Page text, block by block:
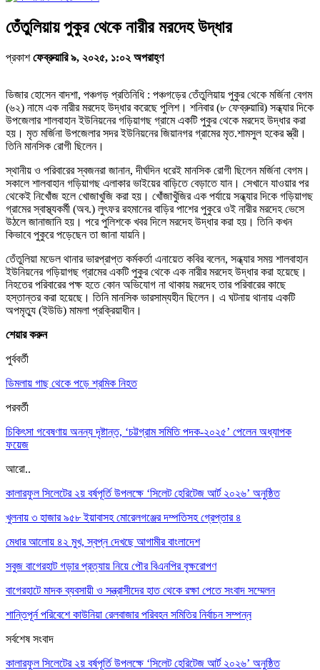
তেঁতুলিয়ায় পুকুর থেকে নারীর মরদেহ উদ্ধার
প্রকাশফেব্রুয়ারি ৯, ২০২৫, ১:০২ অপরাহ্ণ
ডিজার হোসেন বাদশা, পঞ্চগড় প্রতিনিধি : পঞ্চগড়ের তেঁতুলিয়ায় পুকুর থেকে মর্জিনা বেগম
(৬২) নামে এক নারীর মরদেহ উদ্ধার করেছে পুলিশ। শনিবার (৮ ফেব্রুয়ারি) সন্ধ্যার দিকে
উপজেলার শালবাহান ইউনিয়নের গড়িয়াগছ গ্রামে একটি পুকুর থেকে মরদেহ উদ্ধার করা
হয়। মৃত মর্জিনা উপজেলার সদর ইউনিয়নের জিয়ানগর গ্রামের মৃত.শামসুল হকের স্ত্রী।
তিনি মানসিক রোগী ছিলেন।
স্থানীয় ও পরিবারের স্বজনরা জানান, দীর্ঘদিন ধরেই মানসিক রোগী ছিলেন মর্জিনা বেগম।
সকালে শালবাহান গড়িয়াগছ এলাকার ভাইয়ের বাড়িতে বেড়াতে যান। সেখানে যাওয়ার পর
থেকেই নিখোঁজ হলে খোজাখুজি করা হয়। খোঁজাখুঁজির এক পর্যায়ে সন্ধ্যার দিকে গড়িয়াগছ
গ্রামের স্বাস্থ্যকর্মী (অব.) লুৎফর রহমানের বাড়ির পাশের পুকুরে ওই নারীর মরদেহ ভেসে
উঠলে জানাজানি হয়। পরে পুলিশকে খবর দিলে মরদেহ উদ্ধার করা হয়। তিনি কখন
কিভাবে পুকুরে পড়েছেন তা জানা যায়নি।
তেঁতুলিয়া মডেল থানার ভারপ্রাপ্ত কর্মকর্তা এনায়েত কবির বলেন, সন্ধ্যার সময় শালবাহান
ইউনিয়নের গড়িয়াগছ গ্রামের একটি পুকুর থেকে এক নারীর মরদেহ উদ্ধার করা হয়েছে।
নিহতের পরিবারের পক্ষ হতে কোন অভিযোগ না থাকায় মরদেহ তার পরিবারের কাছে
হস্তান্তর করা হয়েছে। তিনি মানসিক ভারসাম্যহীন ছিলেন। এ ঘটনায় থানায় একটি
অপমৃত্যু (ইউডি) মামলা প্রক্রিয়াধীন।
শেয়ার করুন
পুর্ববর্তী
ডিমলায় গাছ থেকে পড়ে শ্রমিক নিহত
পরবর্তী
চিকিৎসা গবেষণায় অনন্য দৃষ্টান্ত, ‘চট্টগ্রাম সমিতি পদক-২০২৫’ পেলেন অধ্যাপক
ফয়েজ
আরো..
কালারফুল সিলেটের ২য় বর্ষপূর্তি উপলক্ষে ‘সিলেট হেরিটেজ আর্ট ২০২৬’ অনুষ্ঠিত
খুলনায় ৩ হাজার ৯৫৮ ইয়াবাসহ মোরেলগঞ্জের দম্পতিসহ গ্রেপ্তার ৪
মেধার আলোয় ৪২ মুখ, স্বপ্ন দেখছে আগামীর বাংলাদেশ
সবুজ বাগেরহাট গড়ার প্রত্যায় নিয়ে পৌর বিএনপির বৃক্ষরোপণ
বাগেরহাটে মাদক ব্যবসায়ী ও সন্ত্রাসীদের হাত থেকে রক্ষা পেতে সংবাদ সম্মেলন
শান্তিপূর্ন পরিবেশে কাউনিয়া রেলবাজার পরিবহন সমিতির নির্বাচন সম্পন্ন
সর্বশেষ সংবাদ
কালারফুল সিলেটের ২য় বর্ষপূর্তি উপলক্ষে ‘সিলেট হেরিটেজ আর্ট ২০২৬’ অনুষ্ঠিত